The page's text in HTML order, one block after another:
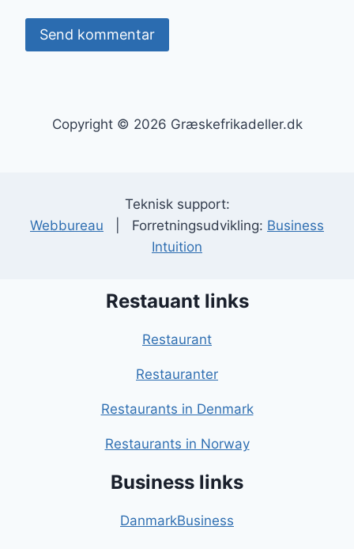
Copyright © 2026 Græskefrikadeller.dk
Teknisk support:
Webbureau | Forretningsudvikling: Business
Intuition
Restauant links
Restaurant
Restauranter
Restaurants in Denmark
Restaurants in Norway
Business links
DanmarkBusiness